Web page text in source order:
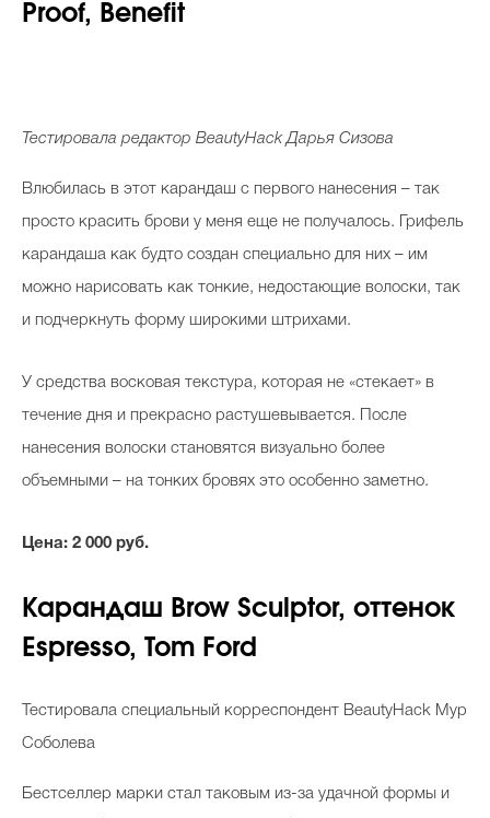
Proof, Benefit
Тестировала редактор BeautyHack Дарья Сизова
Влюбилась в этот карандаш с первого нанесения – так
просто красить брови у меня еще не получалось. Грифель
карандаша как будто создан специально для них – им
можно нарисовать как тонкие, недостающие волоски, так
и подчеркнуть форму широкими штрихами.
У средства восковая текстура, которая не «стекает» в
течение дня и прекрасно растушевывается. После
нанесения волоски становятся визуально более
объемными – на тонких бровях это особенно заметно.
Цена: 2 000 руб.
Карандаш Brow Sculptor, оттенок
Espresso, Tom Ford
Тестировала специальный корреспондент BeautyHack Мур
Соболева
Бестселлер марки стал таковым из-за удачной формы и